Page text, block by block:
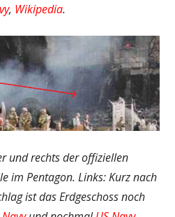
, Wikipedia.
und rechts der offiziellen
im Pentagon. Links: Kurz nach
ist das Erdgeschoss noch